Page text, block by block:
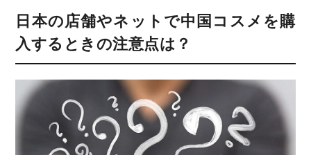
日本の店舗やネットで中国コスメを購
入するときの注意点は？